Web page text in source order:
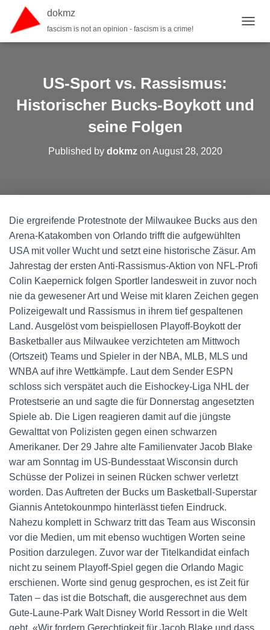
dokmz
fascism is not an opinion - fascism is a crime!
US-Sport vs. Rassismus:
Historischer Bucks-Boykott und
seine Folgen
Published by dokmzon August 28, 2020
Die ergreifende Protestnote der Milwaukee Bucks aus den
Arena-Katakomben von Orlando trifft die aufgewühlten
USA mit voller Wucht und setzt eine historische Zäsur. Am
Jahrestag der ersten Anti-Rassismus-Aktion von NFL-Profi
Colin Kaepernick folgen Sportler landesweit in zuvor noch
nie da gewesener Art und Weise mit klaren Zeichen gegen
Polizeigewalt und Rassismus in ihrem tief gespaltenen
Land. Ausgelöst vom beispiellosen Playoff-Boykott der
Basketballer aus Milwaukee verzichteten am Mittwoch
(Ortszeit) Teams und Spieler in der NBA, MLB, MLS und
WNBA auf ihre Wettkämpfe. Laut dem Sender ESPN
schloss sich verspätet auch die Eishockey-Liga NHL der
Protestserie an und sagte die für Donnerstag angesetzten
Spiele ab. Die Ligen reagieren damit auf die jüngste
Gewalttat von Polizisten gegen einen schwarzen
Amerikaner. Der 29 Jahre alte Familienvater Jacob Blake
war am Sonntag im US-Bundesstaat Wisconsin durch
Schüsse der Polizei in seinen Rücken schwer verletzt
worden. Das Auftreten der Bucks um Basketball-Superstar
Giannis Antetokounmpo hinterlässt tiefen Eindruck.
Nahezu komplett in Schwarz tritt das Team aus Wisconsin
vor die Medien, um mit ebenso wuchtigen Worten seine
Position darzulegen. Zuvor war der Titelkandidat einfach
nicht zu seinem Playoff-Spiel gegen die Orlando Magic
erschienen. Worte sind genug gesprochen, es ist Zeit für
Taten – das ist die Botschaft, die ausgerechnet aus dem
Gute-Laune-Park Walt Disney World Ressort in die Welt
geht. «Wir fordern Gerechtigkeit für Jacob Blake und dass